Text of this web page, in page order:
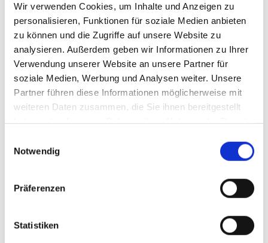
Wir verwenden Cookies, um Inhalte und Anzeigen zu
personalisieren, Funktionen für soziale Medien anbieten
zu können und die Zugriffe auf unsere Website zu
analysieren. Außerdem geben wir Informationen zu Ihrer
Verwendung unserer Website an unsere Partner für
soziale Medien, Werbung und Analysen weiter. Unsere
Partner führen diese Informationen möglicherweise mit
weiteren Daten zusammen, die Sie ihnen bereitgestellt
Notwendig
Präferenzen
Statistiken
Davor arbeitete Volker Bogenschütz als Service-, Niederlassungs-
und Gebietsleiter für mehrere Firmen in verschiedenen Bereichen
der industriellen Kältetechnik. Er ist Kälteanlagenbauermeister
und geprüfter Technischer Betriebswirt IHK.
Key-Account-Management für DACH neu organisiert
Darüber hinaus
hat „Rivacold“
das Key-
Management
Deutschland,
organisiert. Das